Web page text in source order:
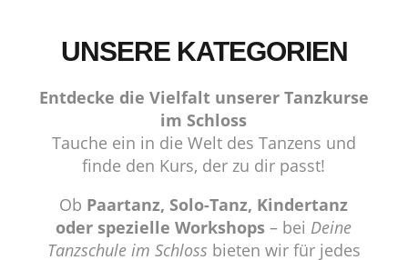
UNSERE KATEGORIEN
Entdecke die Vielfalt unserer Tanzkurse
im Schloss
Tauche ein in die Welt des Tanzens und
finde den Kurs, der zu dir passt!
Ob Paartanz, Solo-Tanz, Kindertanz
oder spezielle Workshops – bei Deine
Tanzschule im Schloss bieten wir für jedes